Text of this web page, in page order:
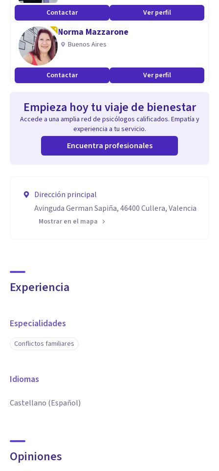
Contactar Ver perfil
Norma Mazzarone
Buenos Aires
Contactar Ver perfil
Empieza hoy tu viaje de bienestar
Accede a una amplia red de psicólogos calificados. Empatía y
experiencia a tu servicio.
Encuentra profesionales
Dirección principal
Avinguda German Sapiña, 46400 Cullera, Valencia
Mostrar en el mapa
Experiencia
Especialidades
Conflictos familiares
Idiomas
Castellano (Español)
Opiniones